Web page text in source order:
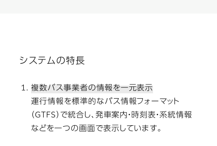
システムの特長
複数バス事業者の情報を一元表示
運行情報を標準的なバス情報フォーマット
（GTFS）で統合し、発車案内・時刻表・系統情報
などを一つの画面で表示しています。